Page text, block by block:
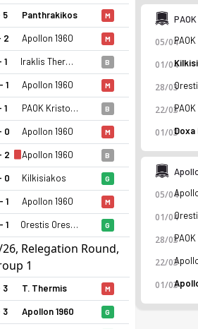
| Gamma Ethniki Grup 1'de 8.
5 Panthrakikos M
2 Apollon 1960 M
1 Iraklis Thermaikou B
1 Apollon 1960 M
1 PAOK Kristonis B
0 Apollon 1960 M
2 Apollon 1960 B
0 Kilkisiakos G
1 Apollon 1960 M
1 Orestis Orestiadas G
Relegation Round,
1
3 T. Thermis M
3 Apollon 1960 G
05/04
01/04
28/03
22/03
01/03
05/04
01/04
28/03
22/03
01/03